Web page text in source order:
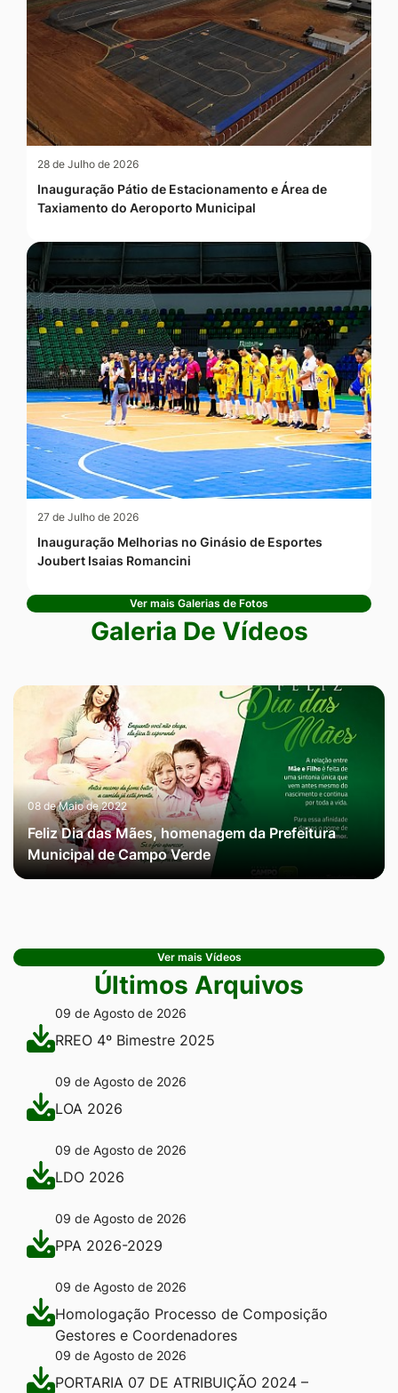
28 de Julho de 2026
Inauguração Pátio de Estacionamento e Área de
Taxiamento do Aeroporto Municipal
27 de Julho de 2026
Inauguração Melhorias no Ginásio de Esportes
Joubert Isaias Romancini
Ver mais Galerias de Fotos
Galeria De Vídeos
08 de Maio de 2022
Feliz Dia das Mães, homenagem da Prefeitura
Municipal de Campo Verde
Ver mais Vídeos
Últimos Arquivos
09 de Agosto de 2026
RREO 4º Bimestre 2025
09 de Agosto de 2026
LOA 2026
09 de Agosto de 2026
LDO 2026
09 de Agosto de 2026
PPA 2026-2029
09 de Agosto de 2026
Homologação Processo de Composição
Gestores e Coordenadores
09 de Agosto de 2026
PORTARIA 07 DE ATRIBUIÇÃO 2024 –